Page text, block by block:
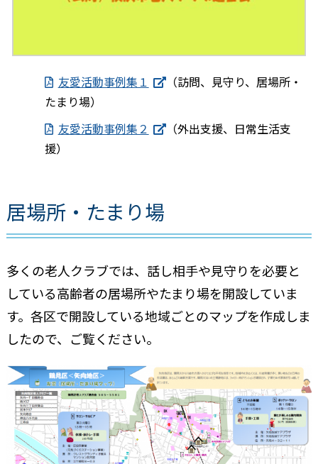
友愛活動事例集１
（訪問、見守り、居場所・
たまり場）
友愛活動事例集２
（外出支援、日常生活支
援）
居場所・たまり場
多くの老人クラブでは、話し相手や見守りを必要と
している高齢者の居場所やたまり場を開設していま
す。各区で開設している地域ごとのマップを作成しま
したので、ご覧ください。